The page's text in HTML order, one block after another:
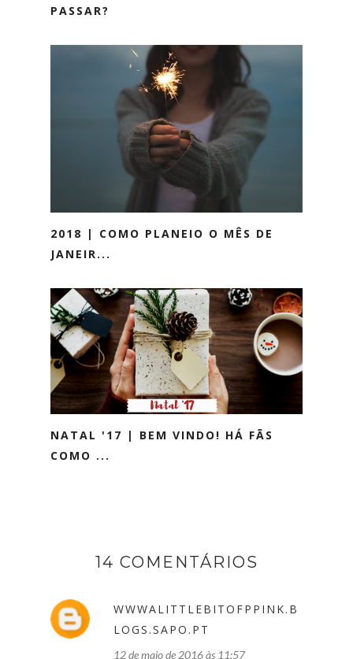
PASSAR?
2018 | COMO PLANEIO O MÊS DE
JANEIR...
NATAL '17 | BEM VINDO! HÁ FÃS
COMO ...
14 COMENTÁRIOS
WWWALITTLEBITOFPPINK.B
LOGS.SAPO.PT
12 de maio de 2016 às 11:57